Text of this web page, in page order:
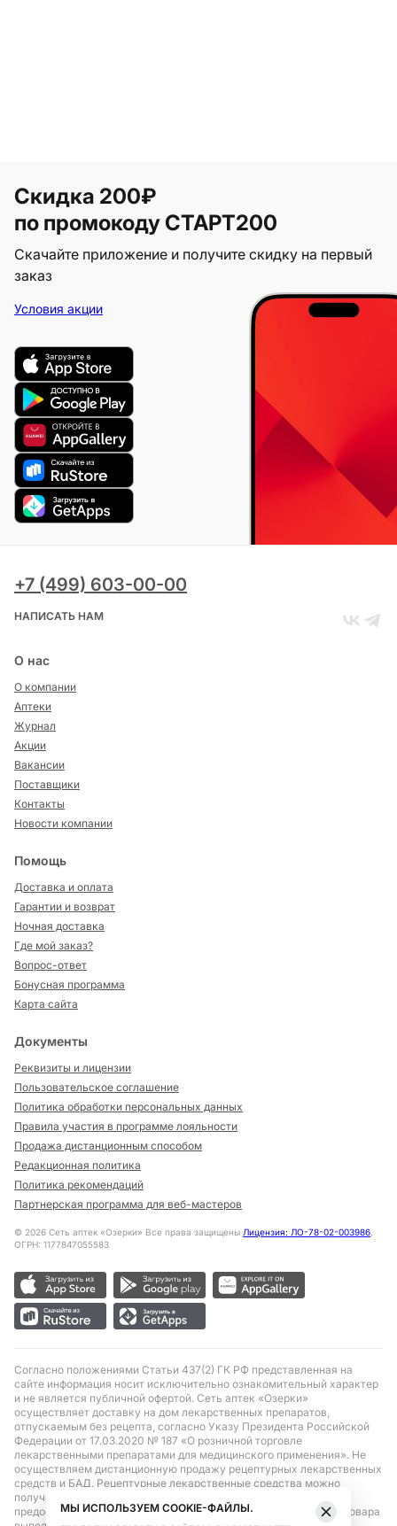
Скидка 200₽
по промокоду СТАРТ200
Скачайте приложение и получите скидку на первый
заказ
Условия акции
+7 (499) 603-00-00
НАПИСАТЬ НАМ
О нас
О компании
Аптеки
Журнал
Акции
Вакансии
Поставщики
Контакты
Новости компании
Помощь
Доставка и оплата
Гарантии и возврат
Ночная доставка
Где мой заказ?
Вопрос-ответ
Бонусная программа
Карта сайта
Документы
Реквизиты и лицензии
Пользовательское соглашение
Политика обработки персональных данных
Правила участия в программе лояльности
Продажа дистанционным способом
Редакционная политика
Политика рекомендаций
Партнерская программа для веб-мастеров
© 2026 Сеть аптек «Озерки» Все права защищены Лицензия: ЛО-78-02-003986,
ОГРН: 1177847055583
Согласно положениями Статьи 437(2) ГК РФ представленная на
сайте информация носит исключительно ознакомительный характер
и не является публичной офертой. Сеть аптек «Озерки»
осуществляет доставку на дом лекарственных препаратов,
отпускаемым без рецепта, согласно Указу Президента Российской
Федерации от 17.03.2020 № 187 «О розничной торговле
лекарственными препаратами для медицинского применения». Не
осуществляем дистанционную продажу рецептурных лекарственных
средств и БАД. Рецептурные лекарственные средства можно
получить только при помощи самовывоза в аптеке при
предоставлении рецепта, выписанного врачом. Бронирование товара
МЫ ИСПОЛЬЗУЕМ COOKIE-ФАЙЛЫ.